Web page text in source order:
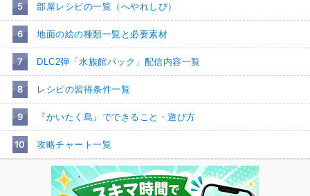
5 部屋レシピの一覧（へやれしぴ）
6 地面の絵の種類一覧と必要素材
7 DLC2弾「水族館パック」配信内容一覧
8 レシピの習得条件一覧
9 『かいたく島』でできること・遊び方
10 攻略チャート一覧